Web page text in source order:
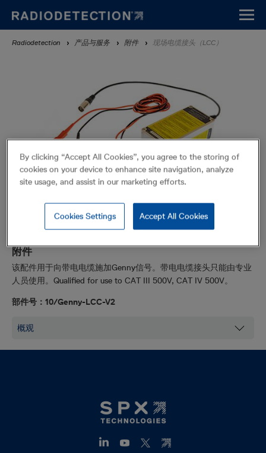
main
content
Breadcrumb
Radiodetection 产品与服务 附件 现场电缆接头（LCC）
现场电缆接头（LCC）
附件
该配件用于向带电电缆施加Genny信号。带电电缆接头只能由专业
人员使用。 Qualified for use to CAT III 500V, CAT IV 500V。
部件号：10/Genny-LCC-V2
By clicking “Accept All Cookies”, you agree to the storing of
cookies on your device to enhance site navigation, analyze
site usage, and assist in our marketing efforts.
Accept All Cookies
Cookies Settings